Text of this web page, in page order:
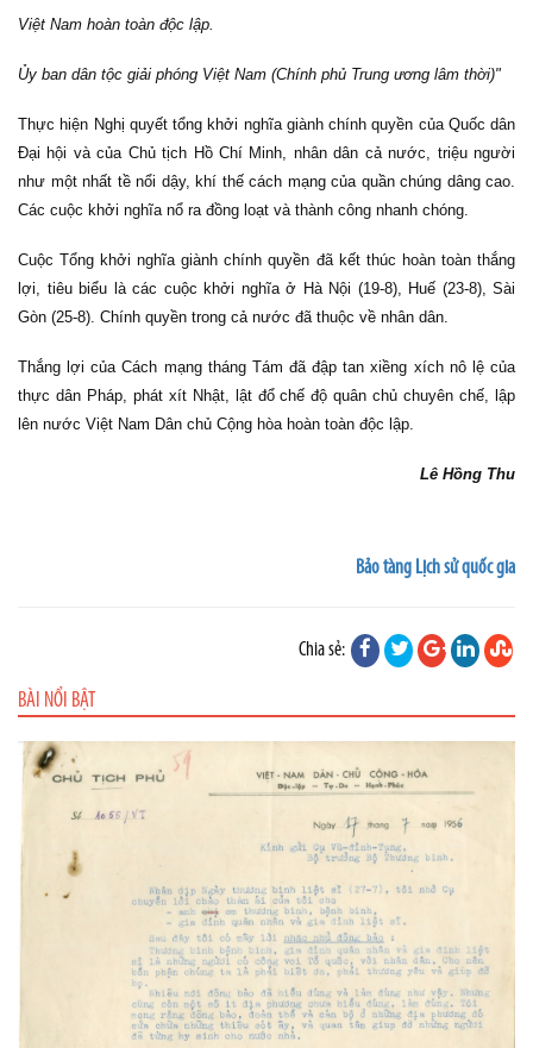
Việt Nam hoàn toàn độc lập.
Ủy ban dân tộc giải phóng Việt Nam (Chính phủ Trung ương lâm thời)"
Thực hiện Nghị quyết tổng khởi nghĩa giành chính quyền của Quốc dân
Đại hội và của Chủ tịch Hồ Chí Minh, nhân dân cả nước, triệu người
như một nhất tề nổi dậy, khí thế cách mạng của quần chúng dâng cao.
Các cuộc khởi nghĩa nổ ra đồng loạt và thành công nhanh chóng.
Cuộc Tổng khởi nghĩa giành chính quyền đã kết thúc hoàn toàn thắng
lợi, tiêu biểu là các cuộc khởi nghĩa ở Hà Nội (19-8), Huế (23-8), Sài
Gòn (25-8). Chính quyền trong cả nước đã thuộc về nhân dân.
Thắng lợi của Cách mạng tháng Tám đã đập tan xiềng xích nô lệ của
thực dân Pháp, phát xít Nhật, lật đổ chế độ quân chủ chuyên chế, lập
lên nước Việt Nam Dân chủ Cộng hòa hoàn toàn độc lập.
Lê Hồng Thu
Bảo tàng Lịch sử quốc gia
Chia sẻ:
BÀI NỔI BẬT